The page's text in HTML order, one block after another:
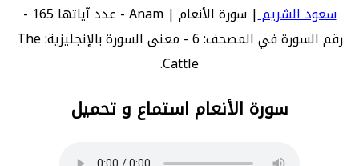
سعود الشريم
| سورة الأنعام | Anam - عدد آياتها 165 -
رقم السورة في المصحف: 6 - معنى السورة بالإنجليزية: The
Cattle.
سورة الأنعام استماع و تحميل